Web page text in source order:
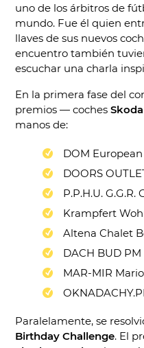
uno de los árbitros de
mundo. Fue él quien
llaves de sus nuevos
encuentro también
escuchar una charla
En la primera fase del
premios — coches
manos de:
DOM
DOORS
P.P.H.U.
Krampfert
Altena Chalet
DACH BUD PM
MAR-MIR
Paralelamente, se
Birthday Challenge. El